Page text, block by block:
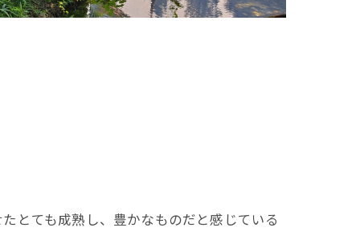
とても成熟し、豊かなものだと感じている